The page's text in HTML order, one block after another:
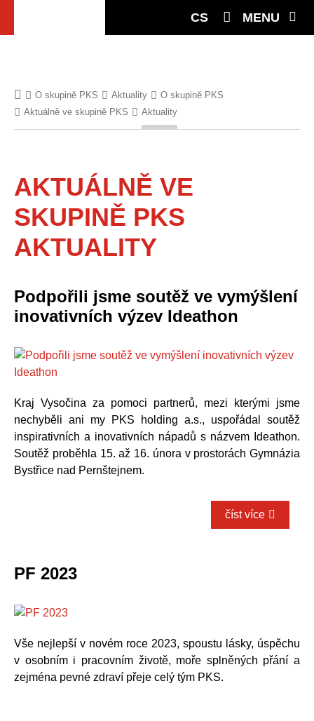
O skupině PKS Aktuality
O skupině PKS
Aktuálně ve skupině PKS
Aktuality
AKTUÁLNĚ VE
SKUPINĚ PKS
AKTUALITY
Podpořili jsme soutěž ve vymýšlení
inovativních výzev Ideathon
Kraj Vysočina za pomoci partnerů, mezi kterými jsme
nechyběli ani my PKS holding a.s., uspořádal soutěž
inspirativních a inovativních nápadů s názvem Ideathon.
Soutěž proběhla 15. až 16. února v prostorách Gymnázia
Bystřice nad Pernštejnem.
číst více
PF 2023
Vše nejlepší v novém roce 2023, spoustu lásky, úspěchu
v osobním i pracovním životě, moře splněných přání a
zejména pevné zdraví přeje celý tým PKS.
CS MENU